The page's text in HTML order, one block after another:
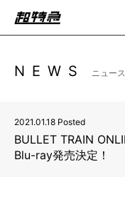
NEWS ニュー
2021.01.18 Posted
BULLET TRAIN
Blu-ray発売決定！